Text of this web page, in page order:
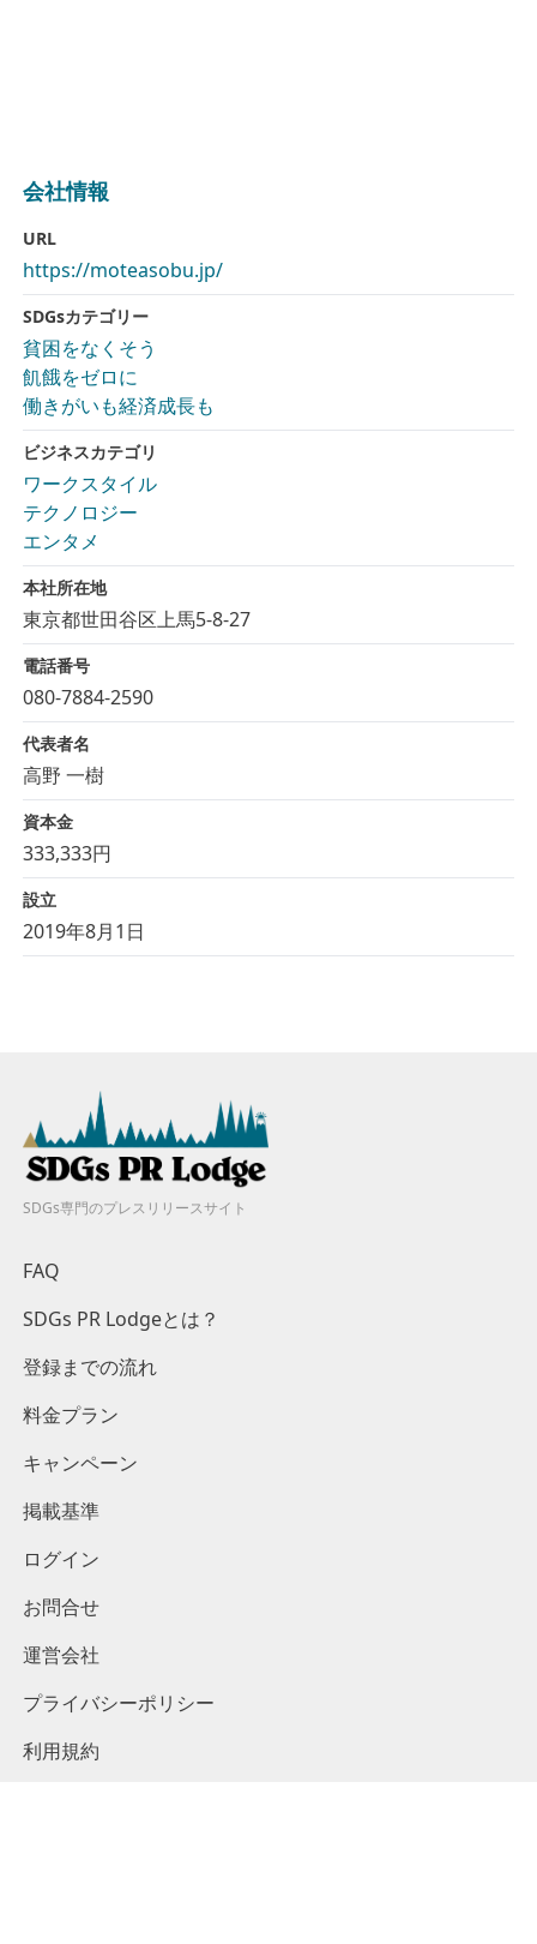
会社情報
URL
https://moteasobu.jp/
SDGsカテゴリー
貧困をなくそう
飢餓をゼロに
働きがいも経済成長も
ビジネスカテゴリ
ワークスタイル
テクノロジー
エンタメ
本社所在地
東京都世田谷区上馬5-8-27
電話番号
080-7884-2590
代表者名
高野 一樹
資本金
333,333円
設立
2019年8月1日
SDGs専門のプレスリリースサイト
FAQ
SDGs PR Lodgeとは？
登録までの流れ
料金プラン
キャンペーン
掲載基準
ログイン
お問合せ
運営会社
プライバシーポリシー
利用規約